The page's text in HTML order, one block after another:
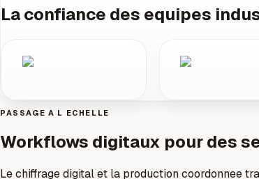
La confiance des equipes
PASSAGE A L ECHELLE
Workflows digitaux pour des
Le chiffrage digital et la production coordonnee